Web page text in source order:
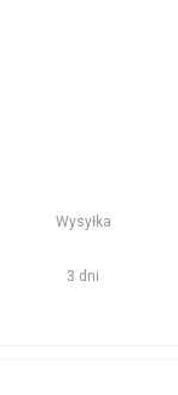
Wysyłka
3 dni